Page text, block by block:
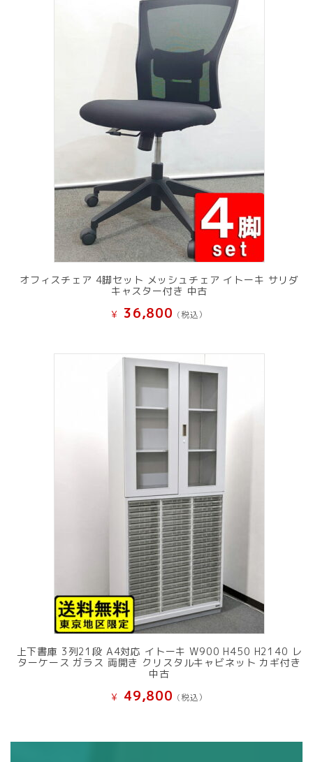
オフィスチェア 4脚セット メッシュチェア イトーキ サリダ
キャスター付き 中古
¥ 36,800 (税込）
上下書庫 3列21段 A4対応 イトーキ W900 H450 H2140 レ
ターケース ガラス 両開き クリスタルキャビネット カギ付き
中古
¥ 49,800 (税込）